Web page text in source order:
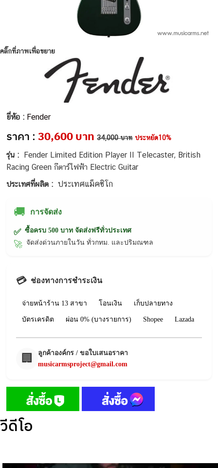
คลิ๊กที่ภาพเพื่อขยาย
ยี่ห้อ : Fender
ราคา :30,600 บาท 34,000 บาท ประหยัด10%
รุ่น :
Fender Limited Edition Player II Telecaster, British
Racing Green กีตาร์ไฟฟ้า Electric Guitar
ประเทศที่ผลิต :ประเทศแม็คซิโก
🚚 การจัดส่ง
✅ ซื้อครบ 500 บาท จัดส่งฟรีทั่วประเทศ
🚀 จัดส่งด่วนภายในวัน ทั่วกทม. และปริมณฑล
💳 ช่องทางการชำระเงิน
จ่ายหน้าร้าน 13 สาขา โอนเงิน เก็บปลายทาง
บัตรเครดิต ผ่อน 0% (บางรายการ) Shopee Lazada
🏢
ลูกค้าองค์กร / ขอใบเสนอราคา
musicarmsproject@gmail.com
วีดีโอ